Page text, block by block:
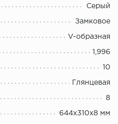
Серый
Замковое
V-образная
1,996
10
Глянцевая
8
644x310x8 мм